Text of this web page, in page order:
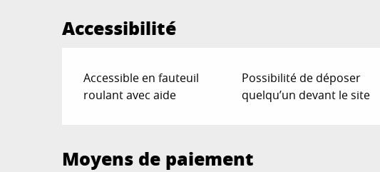
Accessibilité
Accessible en fauteuil
roulant avec aide
Possibilité de déposer
quelqu’un devant le site
Moyens de paiement